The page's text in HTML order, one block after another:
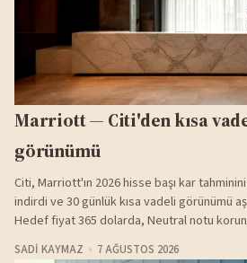
Marriott — Citi'den kısa
görünümü
Citi, Marriott'ın 2026 hisse başı kar
indirdi ve 30 günlük kısa vadeli görünümü
Hedef fiyat 365 dolarda, Neutral notu
SADI KAYMAZ 7 AĞUSTOS 2026